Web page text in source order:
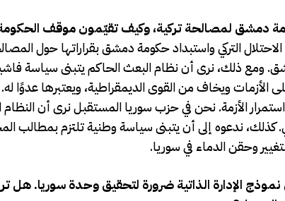
دمشق لمصالحة تركية، وكيف تقيّمون موقف
التركي واستبداد حكومة دمشق بقراراتها حول
ومع ذلك، نرى أن نظام البعث الحاكم يتبنى سياسة
الأزمات ويخاف من القوى الديمقراطية، ويعتبرها عدوًا
الأزمة. نحن في حزب سوريا المستقبل نرى أن
ندعوه إلى أن يتبنى سياسة وطنية تلتزم بمطالب
الإدارة الذاتية ضرورة لتحقيق وحدة سوريا. هل